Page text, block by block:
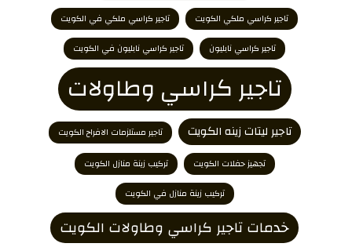
تاجير كراسي ملكي الكويت
تاجير كراسي ملكي في الكويت
تاجير كراسي نابليون
تاجير كراسي نابليون في الكويت
تاجير كراسي وطاولات
تاجير ليتات زينه الكويت
تاجير مستلزمات الافراح الكويت
تجهيز حفلات الكويت
تركيب زينة منازل الكويت
تركيب زينة منازل في الكويت
خدمات تاجير كراسي وطاولات الكويت